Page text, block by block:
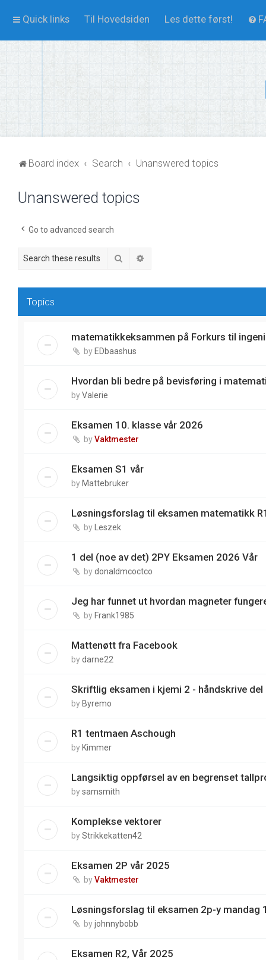
Quick links Til Hovedsiden Les dette først!
Board index Search Unanswered topics
Unanswered topics
Go to advanced search
Search
Topics
matematikkeksammen på Forkurs til
by EDbaashus
Hvordan bli bedre på bevisføring i
byValerie
Eksamen 10. klasse vår 2026
byVaktmester
Eksamen S1 vår
by Mattebruker
Løsningsforslag til eksamen matematikk
by Leszek
1 del (noe av det) 2PY Eksamen 2026 Vår
bydonaldmcoctco
Jeg har funnet ut hvordan magneter
by Frank1985
Mattenøtt fra Facebook
bydarne22
Skriftlig eksamen i kjemi 2 - håndskrive del
by Byremo
R1 tentmaen Aschough
by Kimmer
Langsiktig oppførsel av en begrenset
bysamsmith
Komplekse vektorer
byStrikkekatten42
Eksamen 2P vår 2025
byVaktmester
Løsningsforslag til eksamen 2p-y mandag
byjohnnybobb
Eksamen R2, Vår 2025